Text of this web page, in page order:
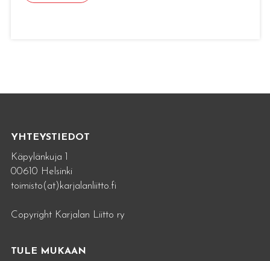
YHTEYSTIEDOT
Käpylänkuja 1
00610 Helsinki
toimisto(at)karjalanliitto.fi
Copyright Karjalan Liitto ry
TULE MUKAAN